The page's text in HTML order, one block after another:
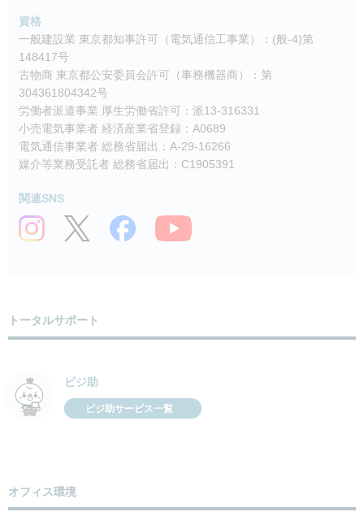
資格
一般建設業 東京都知事許可（電気通信工事業）：(般-4)第
148417号
古物商 東京都公安委員会許可（事務機器商）：第
304361804342号
労働者派遣事業 厚生労働省許可：派13-316331
小売電気事業者 経済産業省登録：A0689
電気通信事業者 総務省届出：A-29-16266
媒介等業務受託者 総務省届出：C1905391
関連SNS
トータルサポート
ビジ助
ビジ助サービス一覧
オフィス環境